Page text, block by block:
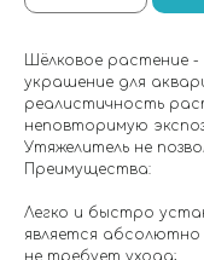
Шёлковое растение
украшение для
реалистичность
неповторимую
Утяжелитель не
Преимущества:
Легко и быстро
является абсолютно
не требует ухода;